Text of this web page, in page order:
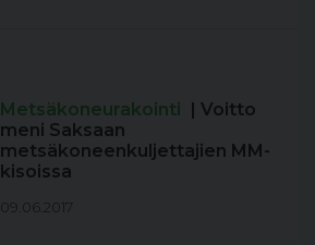
Metsäkoneurakointi | Voitto
meni Saksaan
metsäkoneenkuljettajien MM-
kisoissa
09.06.2017